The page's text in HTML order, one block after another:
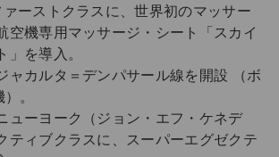
ーストクラスに、世界初のマッサー
空機専用マッサージ・シート「スカイ
」を導入。
ャカルタ＝デンパサール線を開設 （ボ
。
ューヨーク（ジョン・エフ・ケネデ
ティブクラスに、スーパーエグゼクテ